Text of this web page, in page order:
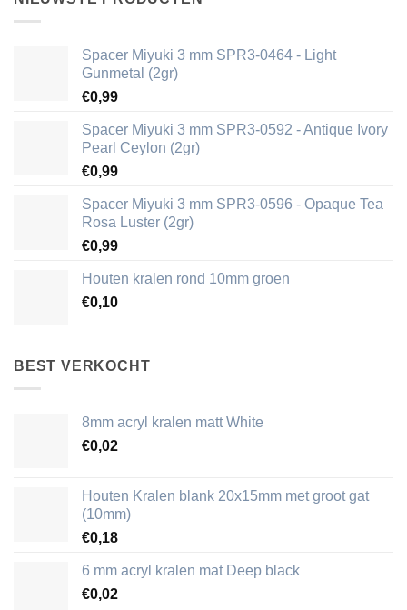
Spacer Miyuki 3 mm SPR3-0464 - Light
Gunmetal (2gr)
€0,99
Spacer Miyuki 3 mm SPR3-0592 - Antique Ivory
Pearl Ceylon (2gr)
€0,99
Spacer Miyuki 3 mm SPR3-0596 - Opaque Tea
Rosa Luster (2gr)
€0,99
Houten kralen rond 10mm groen
€0,10
BEST VERKOCHT
8mm acryl kralen matt White
€0,02
Houten Kralen blank 20x15mm met groot gat
(10mm)
€0,18
6 mm acryl kralen mat Deep black
€0,02